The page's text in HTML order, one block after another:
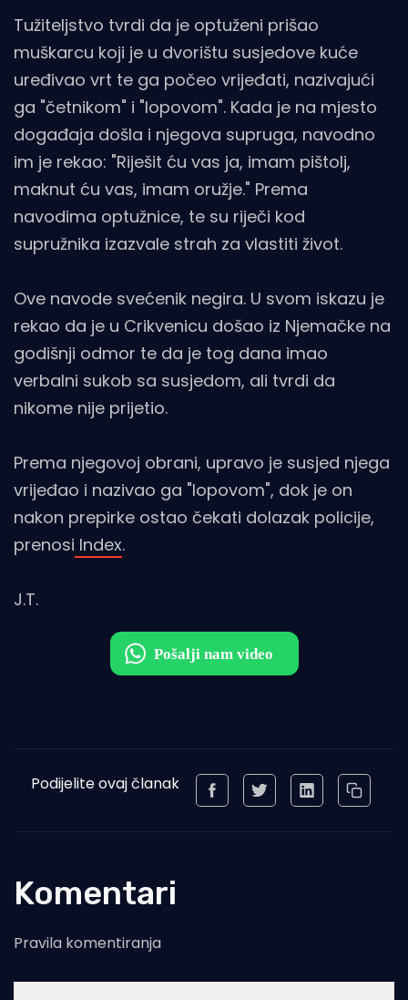
Tužiteljstvo tvrdi da je optuženi prišao
muškarcu koji je u dvorištu susjedove kuće
uređivao vrt te ga počeo vrijeđati, nazivajući
ga "četnikom" i "lopovom". Kada je na mjesto
događaja došla i njegova supruga, navodno
im je rekao: "Riješit ću vas ja, imam pištolj,
maknut ću vas, imam oružje." Prema
navodima optužnice, te su riječi kod
supružnika izazvale strah za vlastiti život.
Ove navode svećenik negira. U svom iskazu je
rekao da je u Crikvenicu došao iz Njemačke na
godišnji odmor te da je tog dana imao
verbalni sukob sa susjedom, ali tvrdi da
nikome nije prijetio.
Prema njegovoj obrani, upravo je susjed njega
vrijeđao i nazivao ga "lopovom", dok je on
nakon prepirke ostao čekati dolazak policije,
prenosi Index.
J.T.
Podijelite ovaj članak
Komentari
Pravila komentiranja